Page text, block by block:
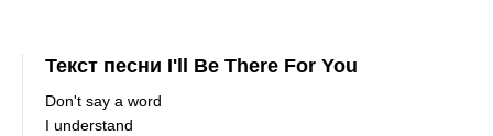
Текст песни I'll Be There For You
Don't say a word
I understand